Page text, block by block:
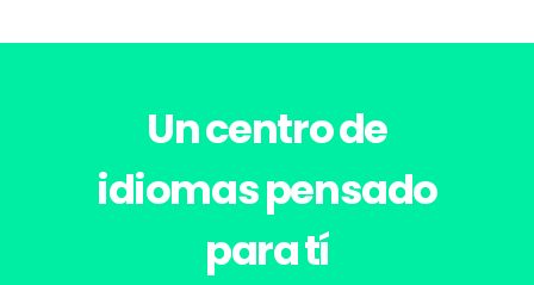
Un centro de
idiomas pensado
para tí